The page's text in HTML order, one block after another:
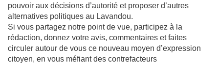
pouvoir aux décisions d’autorité et proposer d’autres
alternatives politiques au Lavandou.
Si vous partagez notre point de vue, participez à la
rédaction, donnez votre avis, commentaires et faites
circuler autour de vous ce nouveau moyen d’expression
citoyen, en vous méfiant des contrefacteurs